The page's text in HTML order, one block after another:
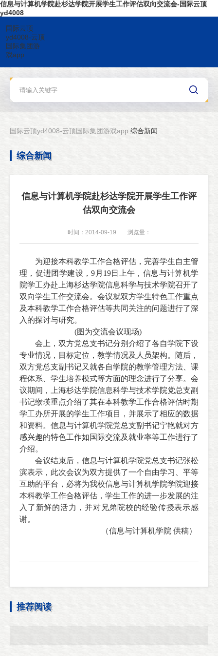
信息与计算机学院赴杉达学院开展学生工作评估双向交流会-国际云顶
yd4008
国际云顶
yd4008-云顶
国际集团游
戏app
国际云顶yd4008-云顶国际集团游戏app 综合新闻
综合新闻
信息与计算机学院赴杉达学院开展学生工作评
估双向交流会
时间：2014-09-19 浏览量：
为迎接本科教学工作合格评估，完善学生自主管
理，促进团学建设，9 月 19日上午，信息与计算机学
院学工办赴上海杉达学院信息科学与技术学院召开了
双向学生工作交流会。会议就双方学生特色工作重点
及本科教学工作合格评估等共同关注的问题进行了深
入的探讨与研究。
(图为交流会议现场)
会上，双方党总支书记分别介绍了各自学院下设
专业情况，目标定位，教学情况及人员架构。随后，
双方党总支副书记又就各自学院的教学管理方法、课
程体系、学生培养模式等方面的理念进行了分享。会
议期间，上海杉达学院信息科学与技术学院党总支副
书记缑瑛重点介绍了其在本科教学工作合格评估时期
学工办所开展的学生工作项目，并展示了相应的数据
和资料。信息与计算机学院党总支副书记宁艳就对方
感兴趣的特色工作如国际交流及就业率等工作进行了
介绍。
会议结束后，信息与计算机学院党总支书记张松
滨表示，此次会议为双方提供了一个自由学习、平等
互助的平台，必将为我校信息与计算机学院学院迎接
本科教学工作合格评估，学生工作的进一步发展的注
入了新鲜的活力，并对兄弟院校的经验传授表示感
谢。
（信息与计算机学院 供稿）
推荐阅读